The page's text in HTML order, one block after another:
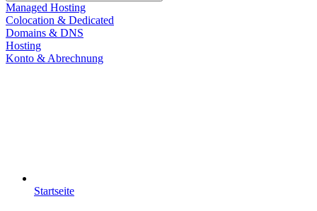
Managed Hosting
Colocation & Dedicated
Domains & DNS
Hosting
Konto & Abrechnung
Startseite